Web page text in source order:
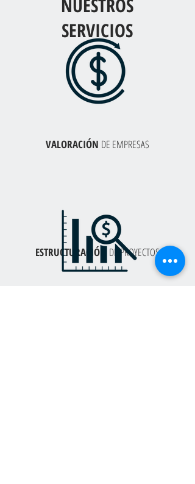
NUESTROS
SERVICIOS
VALORACIÓN DE EMPRESAS
ESTRUCTURACIÓN DE PROYECTOS